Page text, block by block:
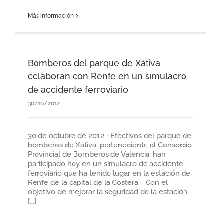
Más información
Bomberos del parque de Xàtiva
colaboran con Renfe en un simulacro
de accidente ferroviario
30/10/2012
30 de octubre de 2012.- Efectivos del parque de
bomberos de Xàtiva, perteneciente al Consorcio
Provincial de Bomberos de Valencia, han
participado hoy en un simulacro de accidente
ferroviario que ha tenido lugar en la estación de
Renfe de la capital de la Costera. Con el
objetivo de mejorar la seguridad de la estación
[...]